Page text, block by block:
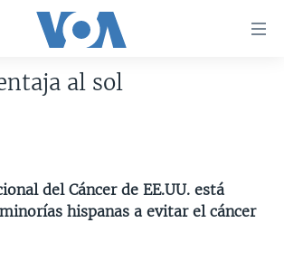
2024
RUSIA
LATINA
al sol
del Cáncer de EE.UU. está
hispanas a evitar el cáncer